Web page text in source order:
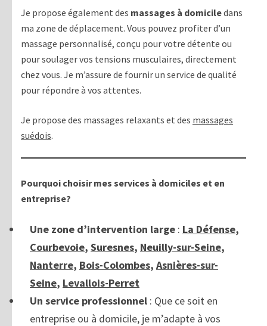
Je propose également des massages à domiciledans
ma zone de déplacement. Vous pouvez profiter d’un
massage personnalisé, conçu pour votre détente ou
pour soulager vos tensions musculaires, directement
chez vous. Je m’assure de fournir un service de qualité
pour répondre à vos attentes.
Je propose des massages relaxants et des massages
suédois.
Pourquoi choisir mes services à domiciles et en
entreprise?
Une zone d’intervention large : La Défense,
Courbevoie, Suresnes, Neuilly-sur-Seine,
Nanterre, Bois-Colombes, Asnières-sur-
Seine, Levallois-Perret
Un service professionnel : Que ce soit en
entreprise ou à domicile, je m’adapte à vos